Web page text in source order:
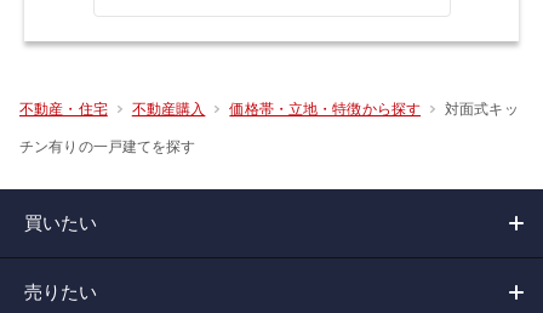
不動産・住宅 不動産購入 価格帯・立地・特徴から探す 対面式キッ
チン有りの一戸建てを探す
買いたい
売りたい